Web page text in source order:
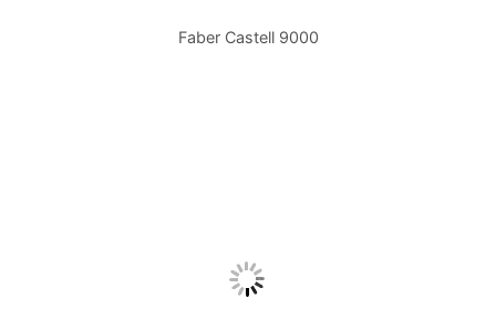
Faber Castell 9000